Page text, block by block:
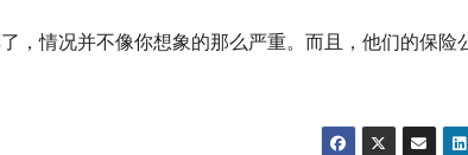
，情况并不像你想象的那么严重。而且，他们的保险